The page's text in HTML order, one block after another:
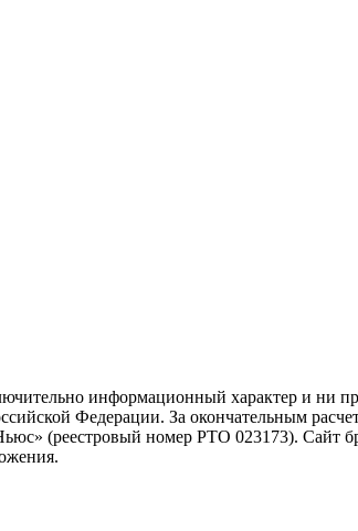
информационный характер и ни
Федерации. За окончательным
(реестровый номер РТО 023173). Сайт